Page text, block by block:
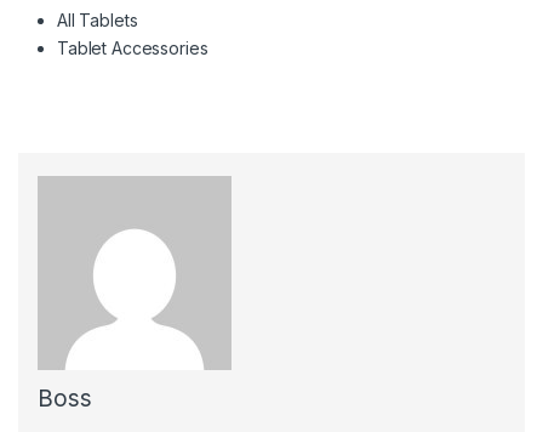
All Tablets
Tablet Accessories
Boss